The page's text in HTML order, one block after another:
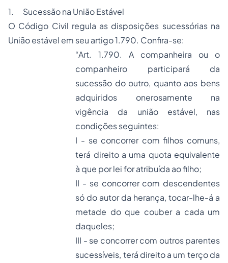
1. Sucessão na União Estável
O Código Civil regula as disposições sucessórias na
União estável em seu artigo 1.790. Confira-se:
“Art. 1.790. A companheira ou o
companheiro participará da
sucessão do outro, quanto aos bens
adquiridos onerosamente na
vigência da união estável, nas
condições seguintes:
I - se concorrer com filhos comuns,
terá direito a uma quota equivalente
à que por lei for atribuída ao filho;
II - se concorrer com descendentes
só do autor da herança, tocar-lhe-á a
metade do que couber a cada um
daqueles;
III - se concorrer com outros parentes
sucessíveis, terá direito a um terço da